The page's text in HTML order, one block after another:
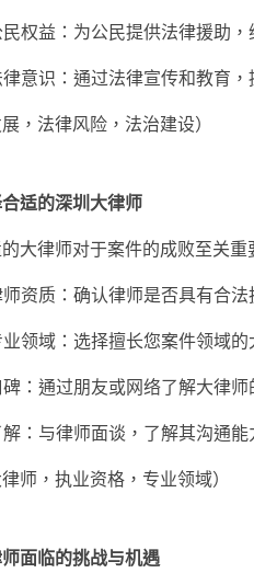
权益：为公民提供法律援助，
意识：通过法律宣传和教育，
展，法律风险，法治建设）
适的深圳大律师
大律师对于案件的成败至关
资质：确认律师是否具有合法
领域：选择擅长您案件领域的
：通过朋友或网络了解大律师
：与律师面谈，了解其沟通能
律师，执业资格，专业领域）
面临的挑战与机遇